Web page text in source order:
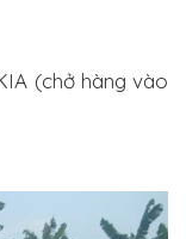
(chở hàng vào